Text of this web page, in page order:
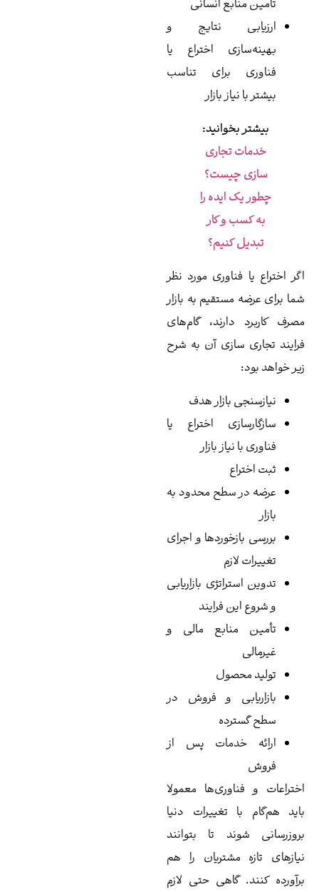
تأمین منابع انسانی
ارزیابی نتایج و
بهینه‌سازی اختراع یا
فناوری برای تناسب
بیشتر با نیاز بازار
بیشتر بخوانید:
خدمات تجاری
سازی چیست؟
چطور یک ایده را
به کسب و کار
تبدیل کنیم؟
اختراع یا فناوری مورد نظر
برای عرضه مستقیم به بازار
کاربرد دارند، گام‌های
تجاری سازی آن به شرح
خواهد بود:
نیازسنجی بازار هدف
سازگارسازی اختراع یا
فناوری با نیاز بازار
ثبت اختراع
عرضه در سطح محدود به
بررسی بازخوردها و اجرای
تغییرات لازم
تدوین استراتژی بازاریابی
و شروع این فرایند
تأمین منابع مالی و
غیرمالی
تولید محصول
بازاریابی و فروش در
سطح گسترده
ارائه خدمات پس از
فروش
و فناوری‌ها معمولا
هم‌گام با تغییرات دنیا
شوند تا بتوانند
تازه مشتریان را هم
کنند. گاهی حتی لازم